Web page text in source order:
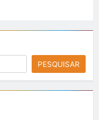
PESQUISAR